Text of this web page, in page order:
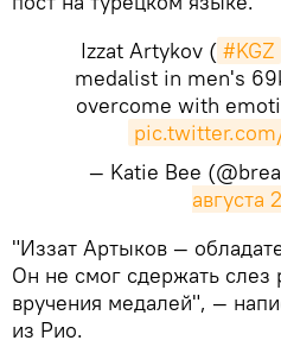
Izzat Artykov ( #KGZ
medalist in men's
overcome with
— Katie Bee
августа
​"Иззат Артыков —
Он не смог сдержать слез
вручения медалей", —
из Рио.